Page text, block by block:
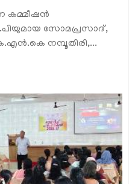
കമ്മീഷൻ
സോമപ്രസാദ്,
നമ്പൂതിരി,...